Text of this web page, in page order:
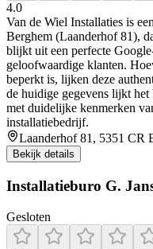
4.0
Van de Wiel Installaties is
Berghem (Laanderhof 81),
blijkt uit een perfecte
geloofwaardige klanten.
beperkt is, lijken deze
de huidige gegevens lijkt
met duidelijke kenmerken
installatiebedrijf.
Laanderhof 81, 5351 CR
Bekijk details
Installatieburo G.
Gesloten